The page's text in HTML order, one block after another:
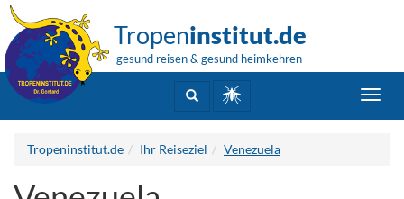
Tropeninstitut.de
gesund reisen & gesund heimkehren
Tropeninstitut.de Ihr Reiseziel Venezuela